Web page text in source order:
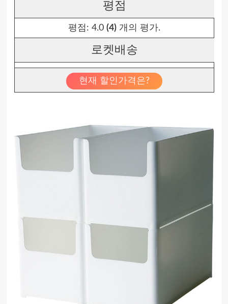
평점
평점: 4.0 (4)개의 평가.
로켓배송
현재 할인가격은?